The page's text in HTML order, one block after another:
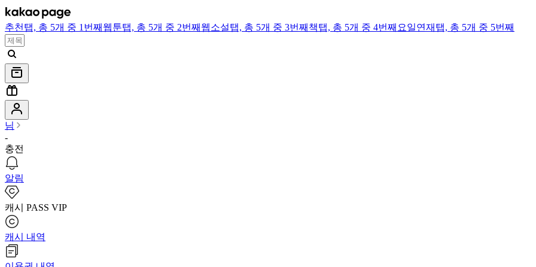
추천 탭, 총 5개 중 1번째 웹툰탭, 총 5개 중 2번째 웹소설탭, 총 5개 중 3번째 책탭, 총 5개 중 4번째 요일연재 탭, 총 5개 중 5번째
님
-
충전
알림
캐시 PASS VIP
캐시 내역